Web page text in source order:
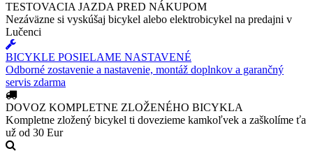
TESTOVACIA JAZDA PRED NÁKUPOM
Nezáväzne si vyskúšaj bicykel alebo elektrobicykel na predajni v
Lučenci
BICYKLE POSIELAME NASTAVENÉ
Odborné zostavenie a nastavenie, montáž doplnkov a garančný
servis zdarma
DOVOZ KOMPLETNE ZLOŽENÉHO BICYKLA
Kompletne zložený bicykel ti dovezieme kamkoľvek a zaškolíme ťa
už od 30 Eur